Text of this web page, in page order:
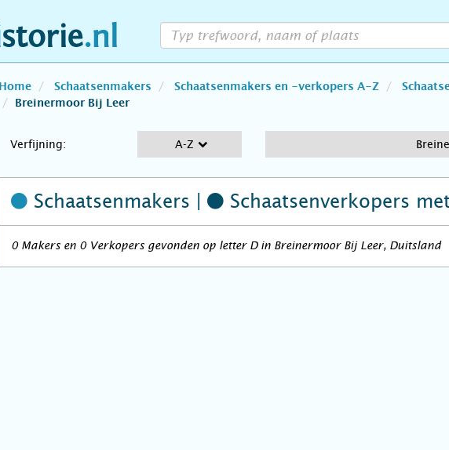
Home Schaatsenmakers Schaatsenmakers en -verkopers A-Z
Breinermoor Bij Leer
Verfijning: A-Z
Schaatsenmakers | Schaatsenverkopers
0 Makers en 0 Verkopers gevonden op letter D in Breinermoor Bij Leer, Duitsland